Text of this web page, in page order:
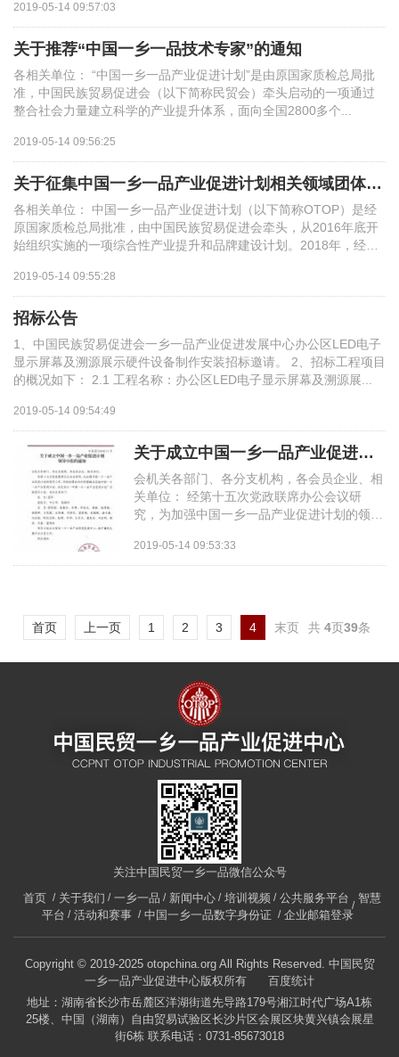
2019-05-14 09:57:03
关于推荐“中国一乡一品技术专家”的通知
各相关单位： “中国一乡一品产业促进计划”是由原国家质检总局批
准，中国民族贸易促进会（以下简称民贸会）牵头启动的一项通过
整合社会力量建立科学的产业提升体系，面向全国2800多个...
2019-05-14 09:56:25
关于征集中国一乡一品产业促进计划相关领域团体标准制修订项目的通知
各相关单位： 中国一乡一品产业促进计划（以下简称OTOP）是经
原国家质检总局批准，由中国民族贸易促进会牵头，从2016年底开
始组织实施的一项综合性产业提升和品牌建设计划。2018年，经
2019-05-14 09:55:28
招标公告
1、中国民族贸易促进会一乡一品产业促进发展中心办公区LED电子
显示屏幕及溯源展示硬件设备制作安装招标邀请。 2、招标工程项目
的概况如下： 2.1 工程名称：办公区LED电子显示屏幕及溯源展...
2019-05-14 09:54:49
关于成立中国一乡一品产业促进计划领导小组的通知
会机关各部门、各分支机构，各会员企业、相
关单位： 经第十五次党政联席办公会议研
究，为加强中国一乡一品产业促进计划的领导
一品产业促进...
2019-05-14 09:53:33
首页 上一页 1 2 3 4 末页 共 4页39条
关注中国民贸一乡一品微信公众号
首页
关于我们 一乡一品 新闻中心 培训视频 公共服务平台
智慧
平台
活动和赛事 中国一乡一品数字身份证 企业邮箱登录
Copyright © 2019-2025 otopchina.org All Rights Reserved. 中国民贸
一乡一品产业促进中心版权所有
百度统计
地址：湖南省长沙市岳麓区洋湖街道先导路179号湘江时代广场A1栋
25楼、中国（湖南）自由贸易试验区长沙片区会展区块黄兴镇会展星
街6栋 联系电话：0731-85673018